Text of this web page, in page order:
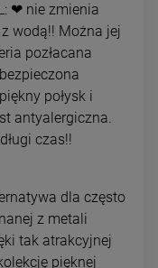
❤ nie zmienia
wodą!! Można jej
pozłacana
połysk i
antyalergiczna.
czas!!
dla często
z metali
tak atrakcyjnej
pięknej